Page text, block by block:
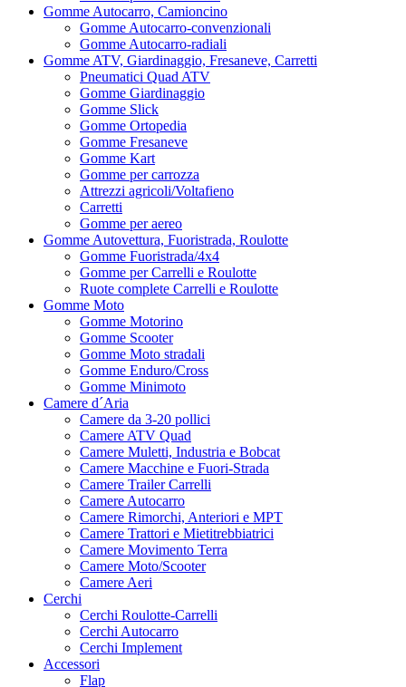
Gomme Autocarro, Camioncino
Gomme Autocarro-convenzionali
Gomme Autocarro-radiali
Gomme ATV, Giardinaggio, Fresaneve, Carretti
Pneumatici Quad ATV
Gomme Giardinaggio
Gomme Slick
Gomme Ortopedia
Gomme Fresaneve
Gomme Kart
Gomme per carrozza
Attrezzi agricoli/Voltafieno
Carretti
Gomme per aereo
Gomme Autovettura, Fuoristrada, Roulotte
Gomme Fuoristrada/4x4
Gomme per Carrelli e Roulotte
Ruote complete Carrelli e Roulotte
Gomme Moto
Gomme Motorino
Gomme Scooter
Gomme Moto stradali
Gomme Enduro/Cross
Gomme Minimoto
Camere d´Aria
Camere da 3-20 pollici
Camere ATV Quad
Camere Muletti, Industria e Bobcat
Camere Macchine e Fuori-Strada
Camere Trailer Carrelli
Camere Autocarro
Camere Rimorchi, Anteriori e MPT
Camere Trattori e Mietitrebbiatrici
Camere Movimento Terra
Camere Moto/Scooter
Camere Aeri
Cerchi
Cerchi Roulotte-Carrelli
Cerchi Autocarro
Cerchi Implement
Accessori
Flap